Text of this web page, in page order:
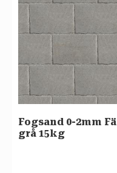
Fogsand 0-2mm
grå 15kg